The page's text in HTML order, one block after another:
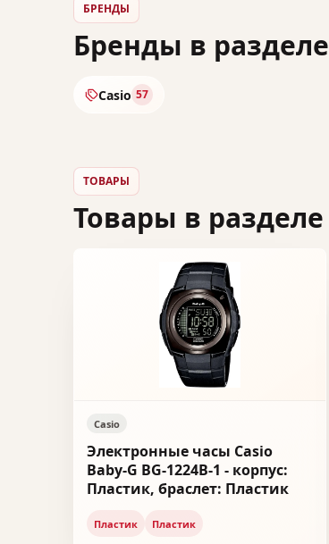
БРЕНДЫ
Бренды в разделе
Casio 57
ТОВАРЫ
Товары в разделе
Casio
Электронные часы Casio
Baby-G BG-1224B-1 - корпус:
Пластик, браслет: Пластик
Пластик Пластик